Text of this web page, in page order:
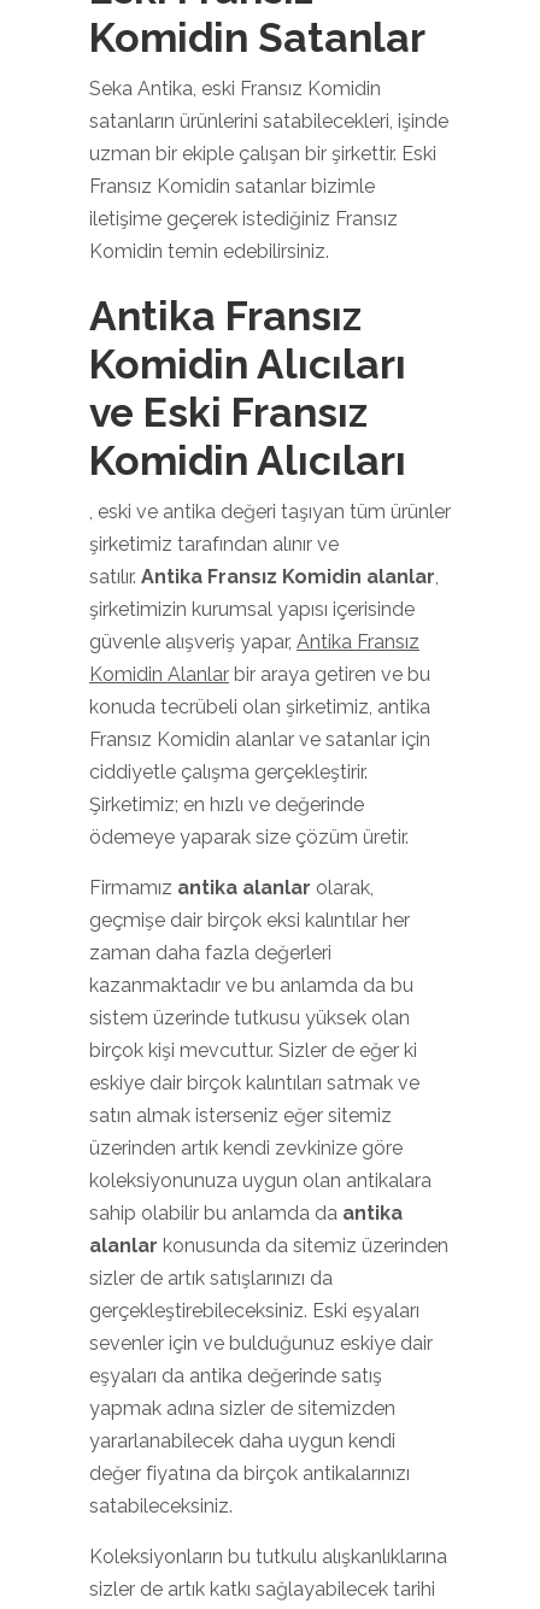
Komidin Satanlar
Seka Antika, eski Fransız Komidin
satanların ürünlerini satabilecekleri, işinde
uzman bir ekiple çalışan bir şirkettir. Eski
Fransız Komidin satanlar bizimle
iletişime geçerek istediğiniz Fransız
Komidin temin edebilirsiniz.
Antika Fransız
Komidin Alıcıları
ve Eski Fransız
Komidin Alıcıları
, eski ve antika değeri taşıyan tüm ürünler
şirketimiz tarafından alınır ve
satılır. Antika Fransız Komidin alanlar,
şirketimizin kurumsal yapısı içerisinde
güvenle alışveriş yapar, Antika Fransız
Komidin Alanlar bir araya getiren ve bu
konuda tecrübeli olan şirketimiz, antika
Fransız Komidin alanlar ve satanlar için
ciddiyetle çalışma gerçekleştirir.
Şirketimiz; en hızlı ve değerinde
ödemeye yaparak size çözüm üretir.
Firmamız antika alanlar olarak,
geçmişe dair birçok eksi kalıntılar her
zaman daha fazla değerleri
kazanmaktadır ve bu anlamda da bu
sistem üzerinde tutkusu yüksek olan
birçok kişi mevcuttur. Sizler de eğer ki
eskiye dair birçok kalıntıları satmak ve
satın almak isterseniz eğer sitemiz
üzerinden artık kendi zevkinize göre
koleksiyonunuza uygun olan antikalara
sahip olabilir bu anlamda da antika
alanlar konusunda da sitemiz üzerinden
sizler de artık satışlarınızı da
gerçekleştirebileceksiniz. Eski eşyaları
sevenler için ve bulduğunuz eskiye dair
eşyaları da antika değerinde satış
yapmak adına sizler de sitemizden
yararlanabilecek daha uygun kendi
değer fiyatına da birçok antikalarınızı
satabileceksiniz.
Koleksiyonların bu tutkulu alışkanlıklarına
sizler de artık katkı sağlayabilecek tarihi